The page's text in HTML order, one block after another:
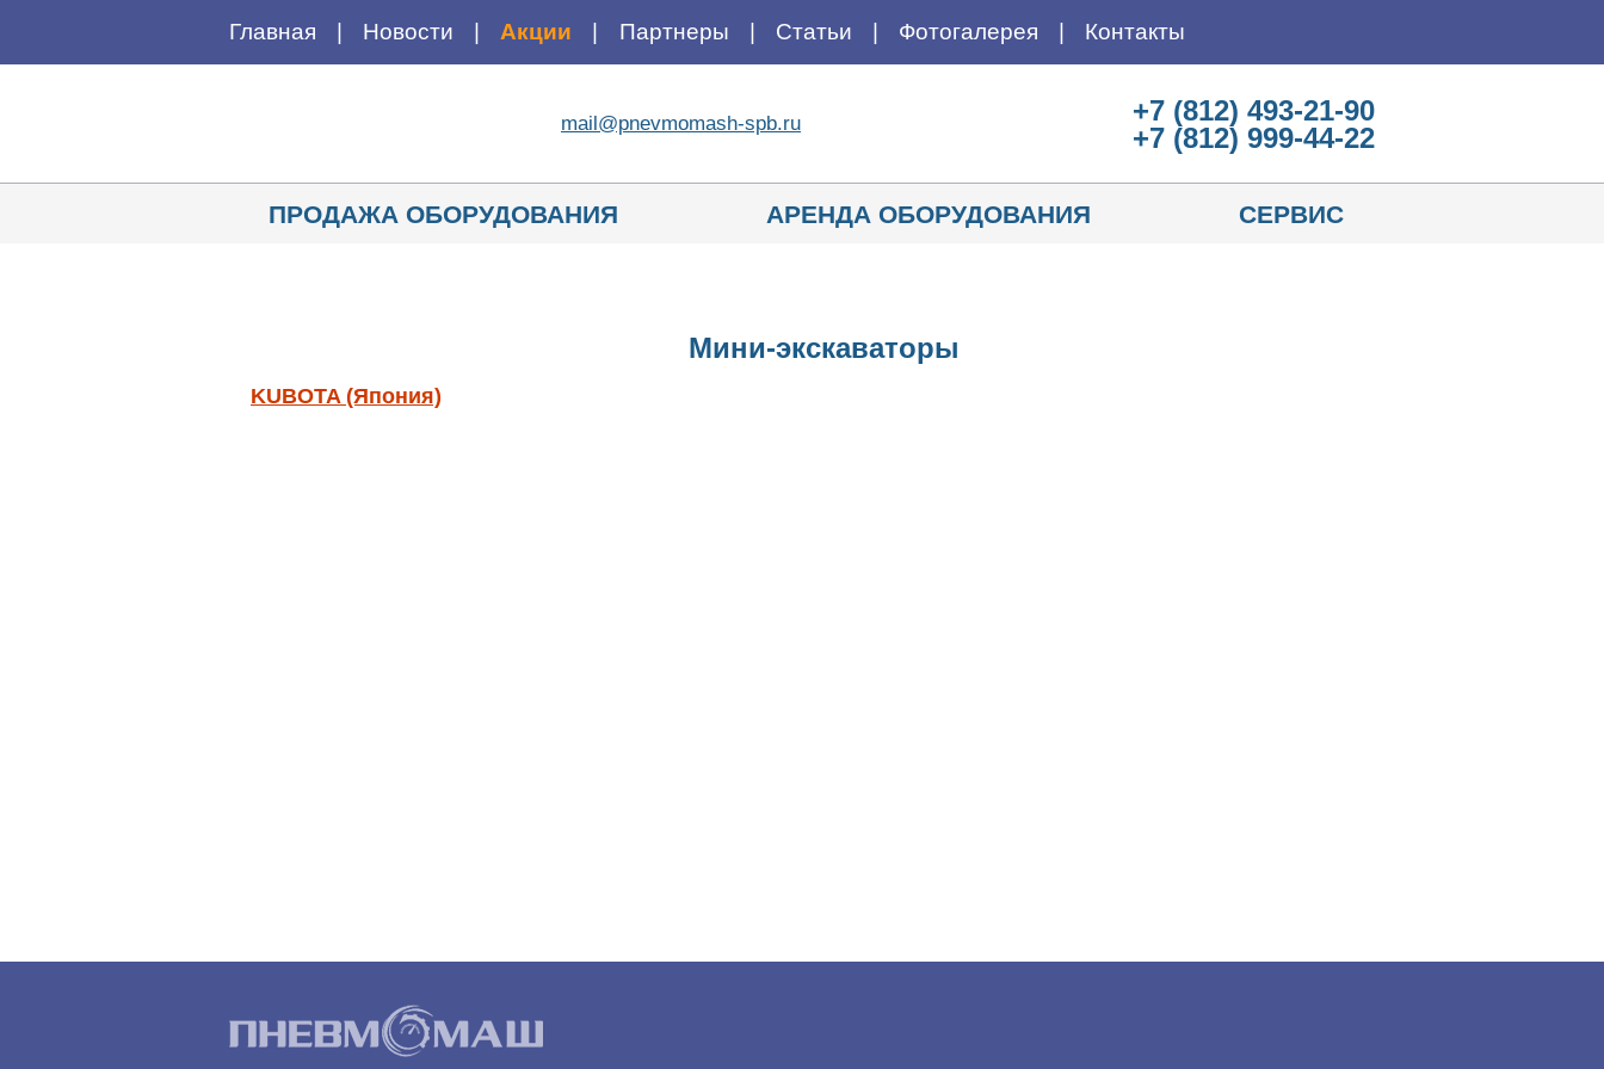
Главная Новости Акции Партнеры Статьи Фотогалерея Контакты
mail@pnevmomash-spb.ru
+7 (812) 493-21-90
+7 (812) 999-44-22
ПРОДАЖА ОБОРУДОВАНИЯ АРЕНДА ОБОРУДОВАНИЯ СЕРВИС
Мини-экскаваторы
KUBOTA (Япония)